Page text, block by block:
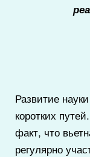
Развитие
коротких
факт, что
регулярно